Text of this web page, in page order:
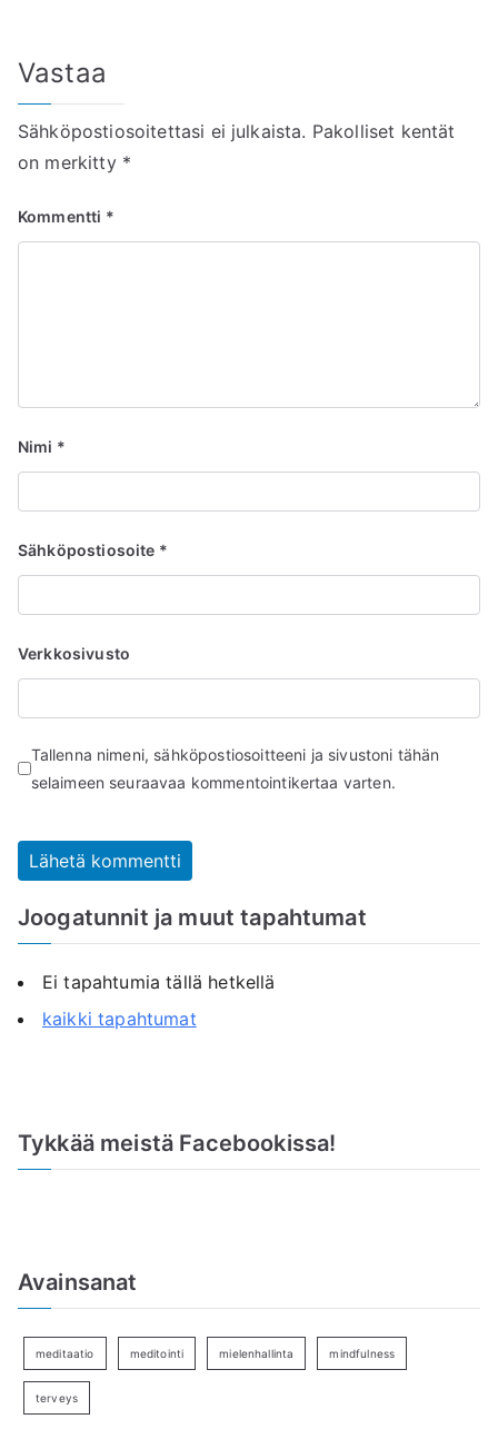
Vastaa
Sähköpostiosoitettasi ei julkaista. Pakolliset kentät
on merkitty *
Kommentti *
Nimi *
Sähköpostiosoite *
Verkkosivusto
Tallenna nimeni, sähköpostiosoitteeni ja sivustoni tähän
selaimeen seuraavaa kommentointikertaa varten.
Joogatunnit ja muut tapahtumat
Ei tapahtumia tällä hetkellä
kaikki tapahtumat
Tykkää meistä Facebookissa!
Avainsanat
meditaatio meditointi mielenhallinta mindfulness
terveys